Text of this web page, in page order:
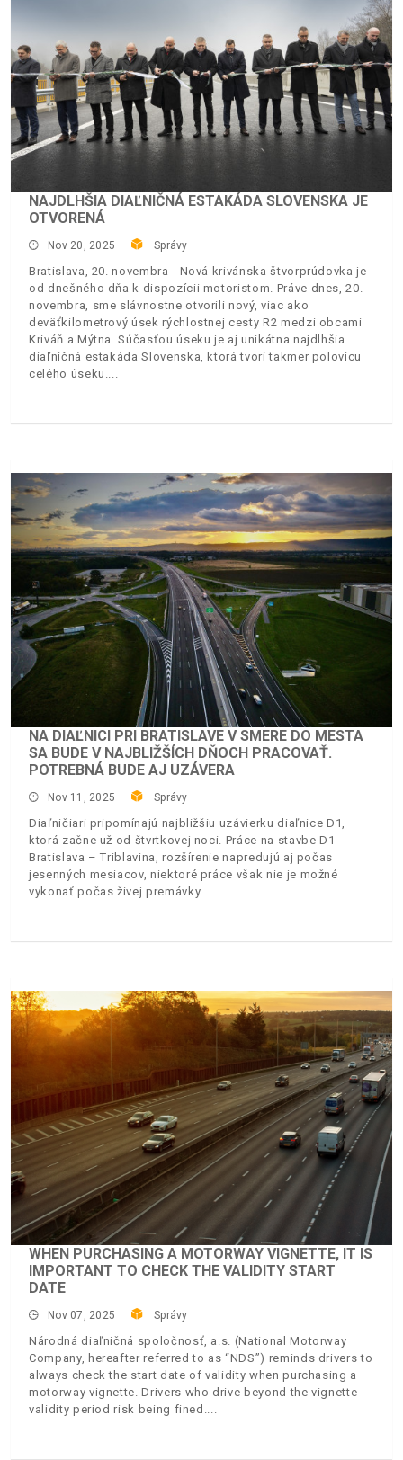
NAJDLHŠIA DIAĽNIČNÁ ESTAKÁDA SLOVENSKA JE
OTVORENÁ
Nov 20, 2025 Správy
Bratislava, 20. novembra - Nová krivánska štvorprúdovka je
od dnešného dňa k dispozícii motoristom. Práve dnes, 20.
novembra, sme slávnostne otvorili nový, viac ako
deväťkilometrový úsek rýchlostnej cesty R2 medzi obcami
Kriváň a Mýtna. Súčasťou úseku je aj unikátna najdlhšia
diaľničná estakáda Slovenska, ktorá tvorí takmer polovicu
celého úseku.
NA DIAĽNICI PRI BRATISLAVE V SMERE DO MESTA
SA BUDE V NAJBLIŽŠÍCH DŇOCH PRACOVAŤ.
POTREBNÁ BUDE AJ UZÁVERA
Nov 11, 2025 Správy
Diaľničiari pripomínajú najbližšiu uzávierku diaľnice D1,
ktorá začne už od štvrtkovej noci. Práce na stavbe D1
Bratislava – Triblavina, rozšírenie napredujú aj počas
jesenných mesiacov, niektoré práce však nie je možné
vykonať počas živej premávky.
WHEN PURCHASING A MOTORWAY VIGNETTE, IT IS
IMPORTANT TO CHECK THE VALIDITY START
DATE
Nov 07, 2025 Správy
Národná diaľničná spoločnosť, a.s. (National Motorway
Company, hereafter referred to as “NDS”) reminds drivers to
always check the start date of validity when purchasing a
motorway vignette. Drivers who drive beyond the vignette
validity period risk being fined.